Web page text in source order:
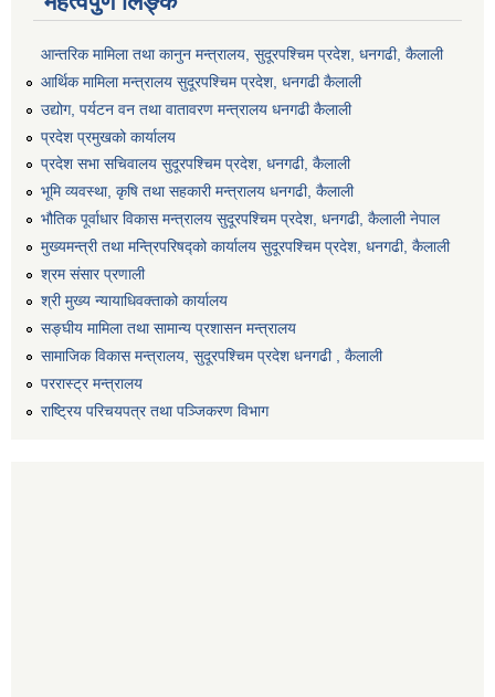
आन्तरिक मामिला तथा कानुन मन्त्रालय, सुदूरपश्चिम प्रदेश, धनगढी, कैलाली
आर्थिक मामिला मन्त्रालय सुदूरपश्चिम प्रदेश, धनगढी कैलाली
उद्योग, पर्यटन वन तथा वातावरण मन्त्रालय धनगढी कैलाली
प्रदेश प्रमुखको कार्यालय
प्रदेश सभा सचिवालय सुदूरपश्‍चिम प्रदेश, धनगढी, कैलाली
भूमि व्यवस्था, कृषि तथा सहकारी मन्त्रालय धनगढी, कैलाली
भौतिक पूर्वाधार विकास मन्त्रालय सुदूरपश्चिम प्रदेश, धनगढी, कैलाली नेपाल
मुख्यमन्त्री तथा मन्त्रिपरिषद्को कार्यालय सुदूरपश्चिम प्रदेश, धनगढी, कैलाली
श्रम संसार प्रणाली
श्री मुख्य न्यायाधिवक्ताको कार्यालय
सङ्‍घीय मामिला तथा सामान्य प्रशासन मन्त्रालय
सामाजिक विकास मन्त्रालय, सुदूरपश्चिम प्रदेश धनगढी , कैलाली
पररास्ट्र मन्त्रालय
राष्ट्रिय परिचयपत्र तथा पञ्जिकरण विभाग